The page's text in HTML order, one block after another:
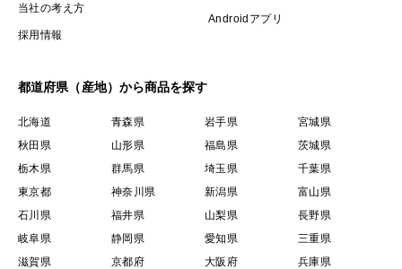
当社の考え方
採用情報
Androidアプリ
都道府県（産地）から商品を探す
北海道 青森県 岩手県
宮城県
秋田県
山形県 福島県
茨城県
栃木県
群馬県 埼玉県
千葉県
東京都
神奈川県 新潟県
富山県
石川県
福井県 山梨県
長野県
岐阜県
静岡県 愛知県
三重県
滋賀県
京都府 大阪府
兵庫県